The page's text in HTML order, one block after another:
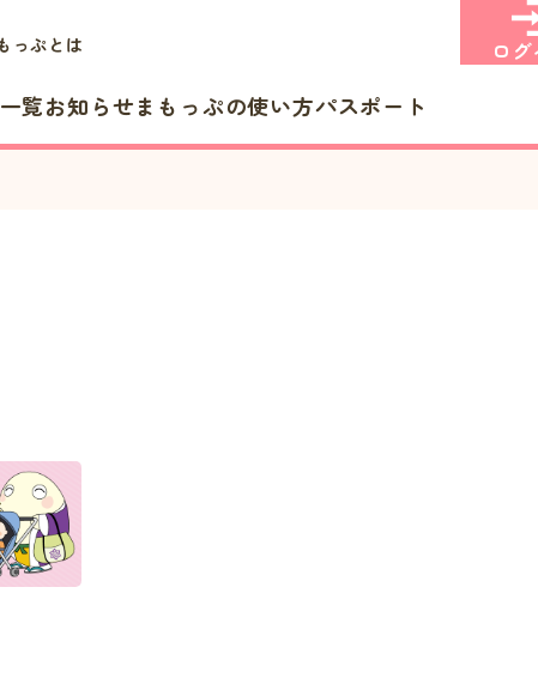
っぷとは ログ
覧お知らせまもっぷの使い方パスポート